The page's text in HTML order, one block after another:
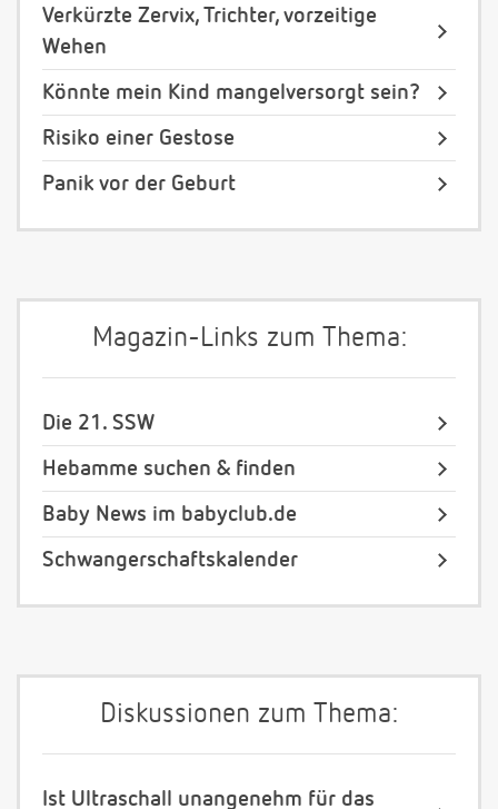
Verkürzte Zervix, Trichter, vorzeitige
Wehen
Könnte mein Kind mangelversorgt sein?
Risiko einer Gestose
Panik vor der Geburt
Magazin-Links zum Thema:
Die 21. SSW
Hebamme suchen & finden
Baby News im babyclub.de
Schwangerschaftskalender
Diskussionen zum Thema:
Ist Ultraschall unangenehm für das